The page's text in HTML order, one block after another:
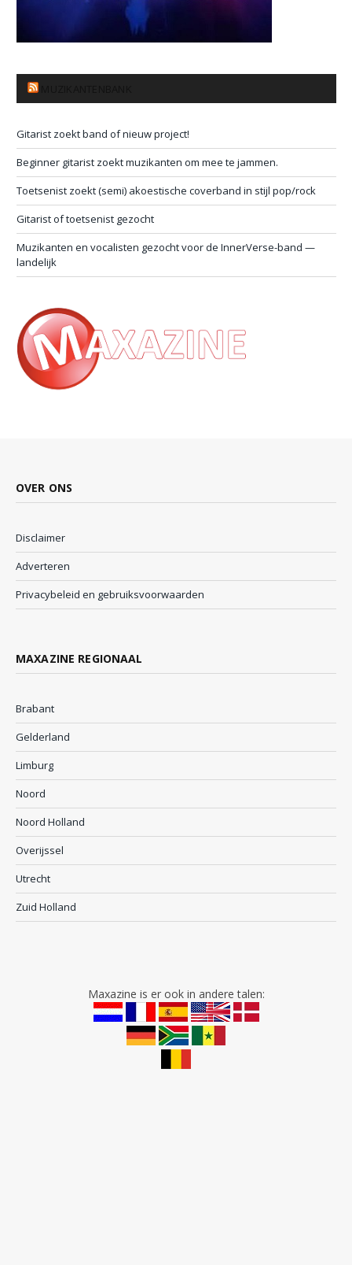
Gitarist zoekt band of nieuw project!
Beginner gitarist zoekt muzikanten om mee te jammen.
Toetsenist zoekt (semi) akoestische coverband in stijl pop/rock
Gitarist of toetsenist gezocht
Muzikanten en vocalisten gezocht voor de InnerVerse-band —
landelijk
OVER ONS
Disclaimer
Adverteren
Privacybeleid en gebruiksvoorwaarden
MAXAZINE REGIONAAL
Brabant
Gelderland
Limburg
Noord
Noord Holland
Overijssel
Utrecht
Zuid Holland
Maxazine is er ook in andere talen: